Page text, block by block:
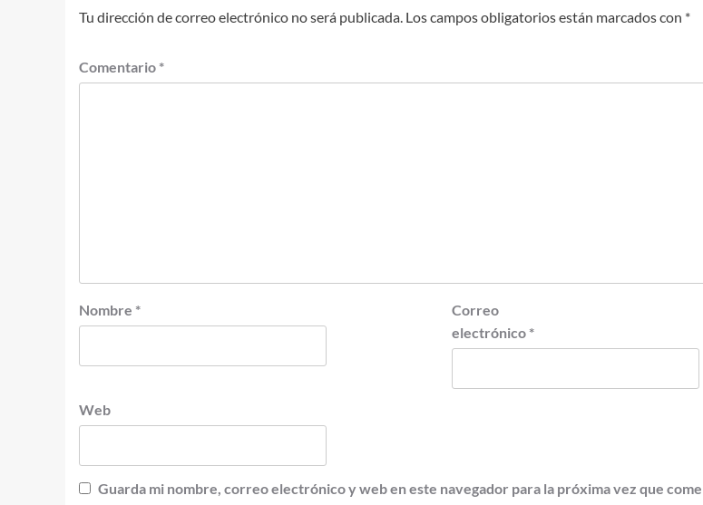
Tu dirección de correo electrónico no será publicada. Los campos obligatorios están marcados con *
Comentario *
Nombre *
Correo
electrónico *
Web
Guarda mi nombre, correo electrónico y web en este navegador para la próxima vez que